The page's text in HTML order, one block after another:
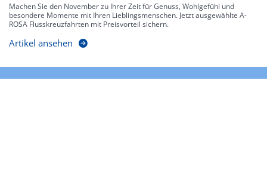
Machen Sie den November zu Ihrer Zeit für Genuss, Wohlgefühl und
besondere Momente mit Ihren Lieblingsmenschen. Jetzt ausgewählte A-
ROSA Flusskreuzfahrten mit Preisvorteil sichern.
Artikel ansehen